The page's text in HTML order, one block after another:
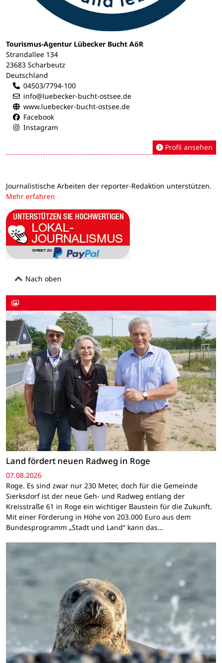
Tourismus-Agentur Lübecker Bucht AöR
Strandallee 134
23683 Scharbeutz
Deutschland
04503/7794-100
info@luebecker-bucht-ostsee.de
www.luebecker-bucht-ostsee.de
Facebook
Instagram
Profil ansehen
Journalistische Arbeiten der reporter-Redaktion unterstützen.
Mehr erfahren
Nach oben
Land fördert neuen Radweg in Roge
07.08.2026
Roge. Es sind zwar nur 230 Meter, doch für die Gemeinde
Sierksdorf ist der neue Geh- und Radweg entlang der
Kreisstraße 61 in Roge ein wichtiger Baustein für die Zukunft.
Mit einer Förderung in Höhe von 203.000 Euro aus dem
Bundesprogramm „Stadt und Land“ kann das…